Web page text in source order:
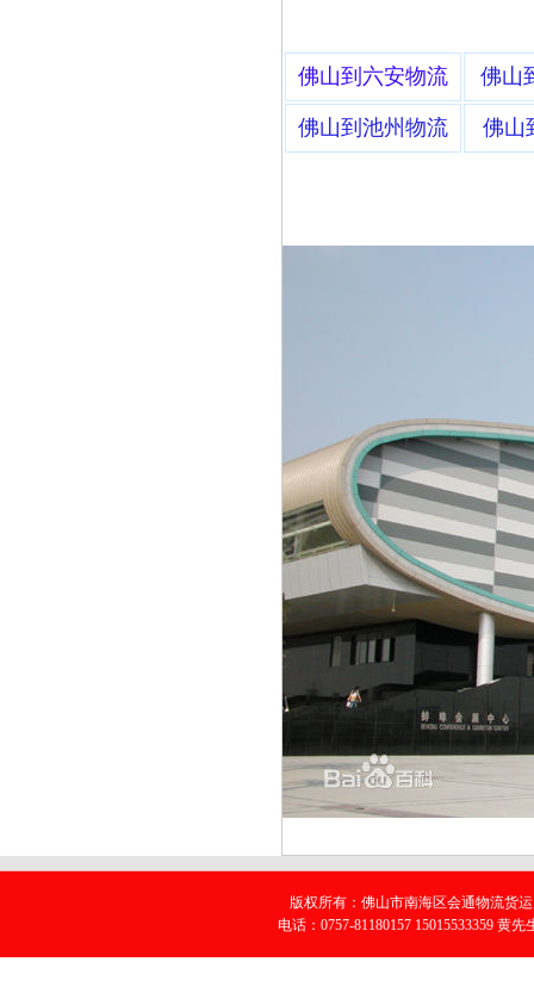
佛山到六安物流 佛山
佛山到池州物流 佛山
版权所有：佛山市南海区会通物流货
电话：0757-81180157 15015533359 黄